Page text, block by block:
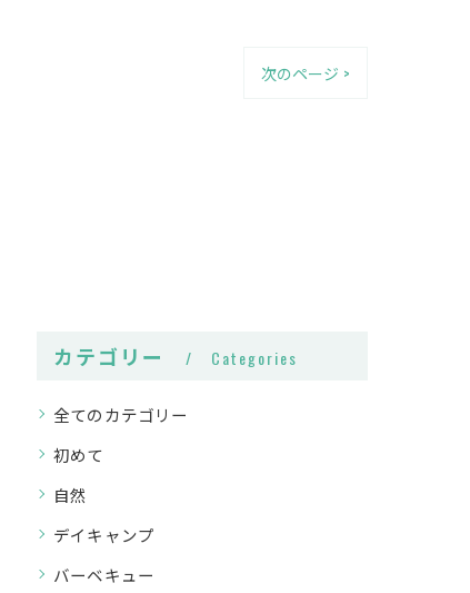
次のページ >
カテゴリー Categories
全てのカテゴリー
初めて
自然
デイキャンプ
バーベキュー